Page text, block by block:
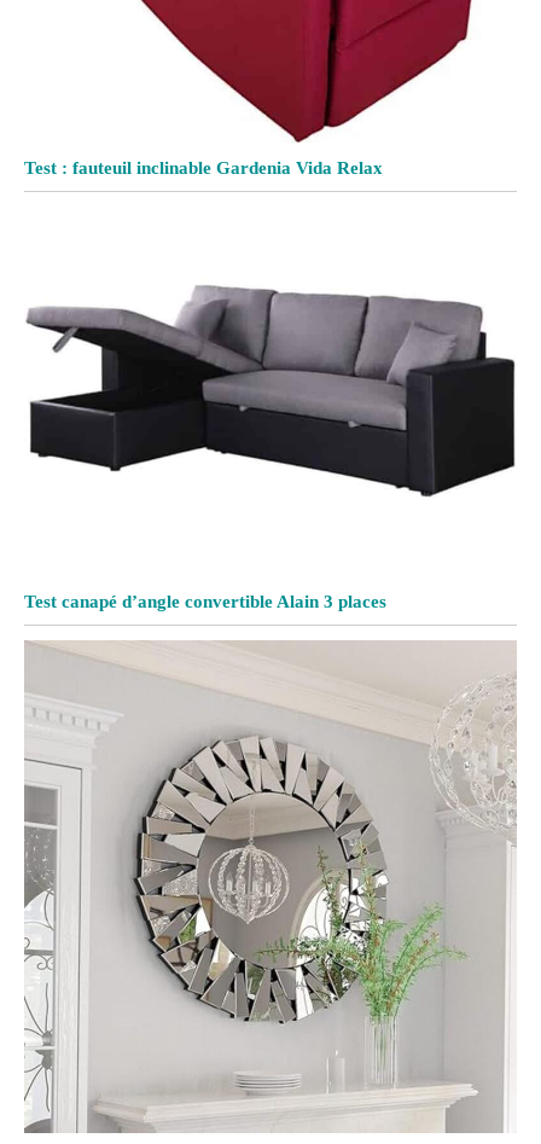
Test : fauteuil inclinable Gardenia Vida Relax
Test canapé d’angle convertible Alain 3 places